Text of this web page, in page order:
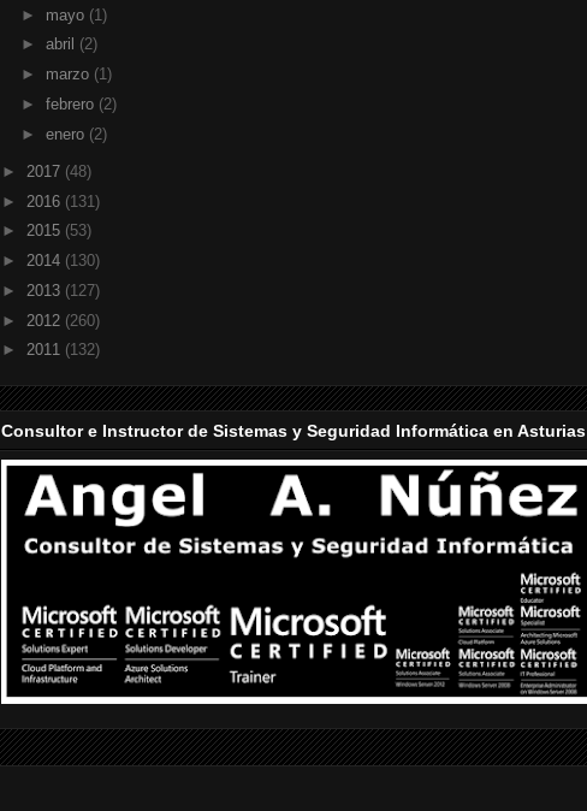
► mayo (1)
► abril (2)
► marzo (1)
► febrero (2)
► enero (2)
► 2017 (48)
► 2016 (131)
► 2015 (53)
► 2014 (130)
► 2013 (127)
► 2012 (260)
► 2011 (132)
Consultor e Instructor de Sistemas y Seguridad Informática en Asturias